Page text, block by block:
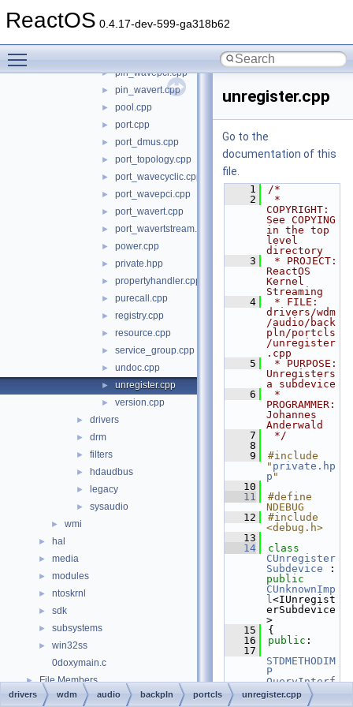
ReactOS 0.4.17-dev-599-ga318b62
► miniport_fmsynth.cpp
► pin_wavepci.cpp
► pin_wavert.cpp
► pool.cpp
► port.cpp
► port_dmus.cpp
► port_topology.cpp
► port_wavecyclic.cpp
► port_wavepci.cpp
► port_wavert.cpp
► port_wavertstream.cpp
► power.cpp
► private.hpp
► propertyhandler.cpp
► purecall.cpp
► registry.cpp
► resource.cpp
► service_group.cpp
► undoc.cpp
► unregister.cpp
► version.cpp
► drivers
► drm
► filters
► hdaudbus
► legacy
► sysaudio
► wmi
► hal
► media
► modules
► ntoskrnl
► sdk
► subsystems
►
win32ss
0doxymain.c
► File Members
► Examples
unregister.cpp
Go to the
documentation of this
file.
    1
/*
    2
*
COPYRIGHT:
See COPYING
in the top
level
directory
    3
* PROJECT:
ReactOS
Kernel
Streaming
    4
* FILE:
drivers/wdm
/audio/back
pln/portcls
/unregister
.cpp
    5
* PURPOSE:
Unregisters
a subdevice
    6
*
PROGRAMMER:
Johannes
Anderwald
    7
*/
    8
    9
#include
" private.hp
p "
   10
   11
#define
NDEBUG
   12
#include
<debug.h>
   13
   14
CUnregister
Subdevice
public
CUnknownImp
l<IUnregist
erSubdevice
>
   15
{
   16
public :
   17
STDMETHODIM
P
QueryInterf
ace( REFIID
InterfaceId
drivers wdm audio backpln portcls unregister.cpp